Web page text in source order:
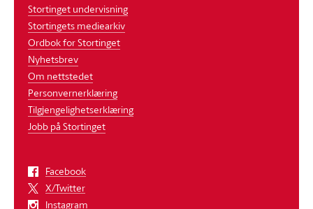
Stortinget undervisning
Stortingets mediearkiv
Ordbok for Stortinget
Nyhetsbrev
Om nettstedet
Personvernerklæring
Tilgjengelighetserklæring
Jobb på Stortinget
Facebook
X/Twitter
Instagram